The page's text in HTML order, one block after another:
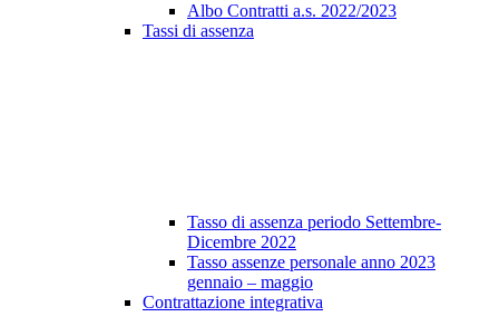
Albo Contratti a.s. 2022/2023
Tassi di assenza
Tasso di assenza periodo Settembre-
Dicembre 2022
Tasso assenze personale anno 2023
gennaio – maggio
Contrattazione integrativa